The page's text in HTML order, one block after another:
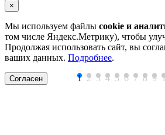
1 2 3 4 5 6 7 8 9
×
Мы используем файлы cookie и
том числе Яндекс.Метрику), чтобы
Продолжая использовать сайт, вы
ваших данных. Подробнее.
Согласен